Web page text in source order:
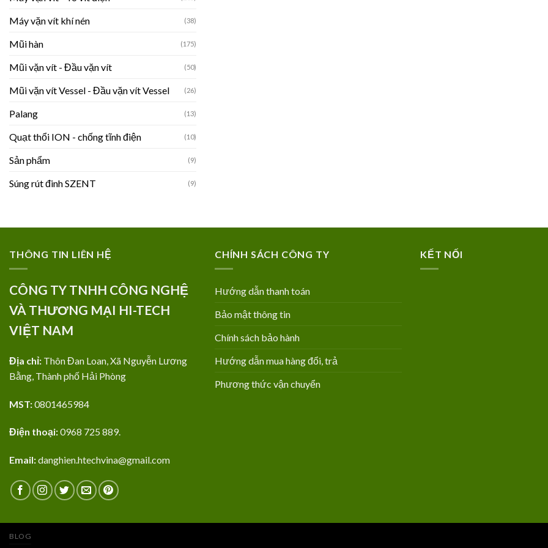
Máy vặn vít khí nén (38)
Mũi hàn (175)
Mũi vặn vít - Đầu vặn vít (50)
Mũi vặn vít Vessel - Đầu vặn vít Vessel (26)
Palang (13)
Quạt thổi ION - chống tĩnh điện (10)
Sản phẩm (9)
Súng rút đinh SZENT (9)
THÔNG TIN LIÊN HỆ
CÔNG TY TNHH CÔNG NGHỆ
VÀ THƯƠNG MẠI HI-TECH
VIỆT NAM
Địa chỉ: Thôn Đan Loan, Xã Nguyễn Lương
Bằng, Thành phố Hải Phòng
MST:0801465984
Điện thoại:0968 725 889.
Email:danghien.htechvina@gmail.com
CHÍNH SÁCH CÔNG TY
Hướng dẫn thanh toán
Bảo mật thông tin
Chính sách bảo hành
Hướng dẫn mua hàng đổi, trả
Phương thức vận chuyển
KẾT NỐI
BLOG